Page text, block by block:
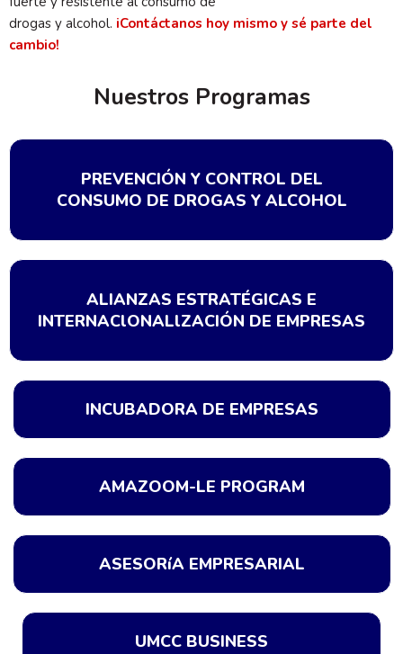
drogas y alcohol. iContáctanos hoy mismo y sé parte del
cambio!
Nuestros Programas
PREVENCIÓN Y CONTROL DEL
CONSUMO DE DROGAS Y ALCOHOL
ALIANZAS ESTRATÉGICAS E
INTERNAClONALlZACIÓN DE EMPRESAS
INCUBADORA DE EMPRESAS
AMAZOOM-LE PROGRAM
ASESORíA EMPRESARIAL
UMCC BUSINESS